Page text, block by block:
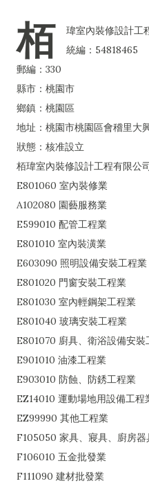
栢
瑋室內裝修設計工
統編：54818465
郵編：330
縣市：桃園市
鄉鎮：桃園區
地址：桃園市桃園區會稽里大
狀態：核准設立
栢瑋室內裝修設計工程有限公
E801060 室內裝修業
A102080 園藝服務業
E599010 配管工程業
E801010 室內裝潢業
E603090 照明設備安裝工程業
E801020 門窗安裝工程業
E801030 室內輕鋼架工程業
E801040 玻璃安裝工程業
E801070 廚具、衛浴設備安裝
E901010 油漆工程業
E903010 防蝕、防銹工程業
EZ14010 運動場地用設備工程
EZ99990 其他工程業
F105050 家具、寢具、廚房
F106010 五金批發業
F111090 建材批發業